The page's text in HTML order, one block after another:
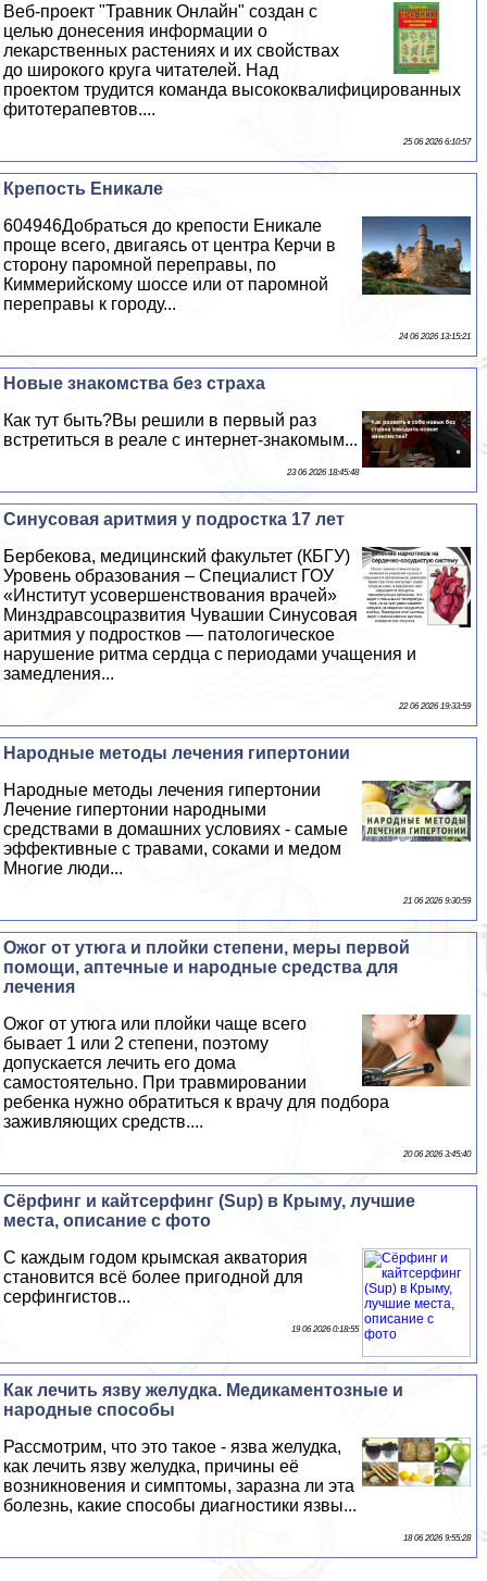
Веб-проект "Травник Онлайн" создан с
целью донесения информации о
лекарственных растениях и их свойствах
до широкого круга читателей. Над
проектом трудится комaнда высококвалифицированных
фитотерапевтов....
25 06 2026 6:10:57
Крепость Еникале
604946Добраться до крепости Еникале
проще всего, двигаясь от центра Керчи в
сторону паромной переправы, по
Киммерийскому шоссе или от паромной
переправы к городу...
24 06 2026 13:15:21
Новые знакомства без стpaxa
Как тут быть?Вы решили в первый раз
встретиться в реале с интернет-знакомым...
23 06 2026 18:45:48
Синусовая аритмия у подростка 17 лет
Бербекова, медицинский факультет (КБГУ)
Уровень образования – Специалист ГОУ
«Институт усовершенствования врачей»
Минздравсоцразвития Чувашии Синусовая
аритмия у подростков — патологическое
нарушение ритма сердца с периодами учащения и
замедления...
22 06 2026 19:33:59
Народные методы лечения гипертонии
Народные методы лечения гипертонии
Лечение гипертонии народными
средствами в домашних условиях - самые
эффективные с травами, соками и медом
Многие люди...
21 06 2026 9:30:59
Ожог от утюга и плойки степени, меры первой
помощи, аптечные и народные средства для
лечения
Ожог от утюга или плойки чаще всего
бывает 1 или 2 степени, поэтому
допускается лечить его дома
самостоятельно. При травмировании
ребенка нужно обратиться к врачу для подбора
заживляющих средств....
20 06 2026 3:45:40
Сёрфинг и кайтсерфинг (Sup) в Крыму, лучшие
места, описание с фото
С каждым годом крымская акватория
становится всё более пригодной для
серфингистов...
19 06 2026 0:18:55
Как лечить язву желудка. Медикаментозные и
народные способы
Рассмотрим, что это такое - язва желудка,
как лечить язву желудка, причины её
возникновения и симптомы, заразна ли эта
болезнь, какие способы диагностики язвы...
18 06 2026 9:55:28